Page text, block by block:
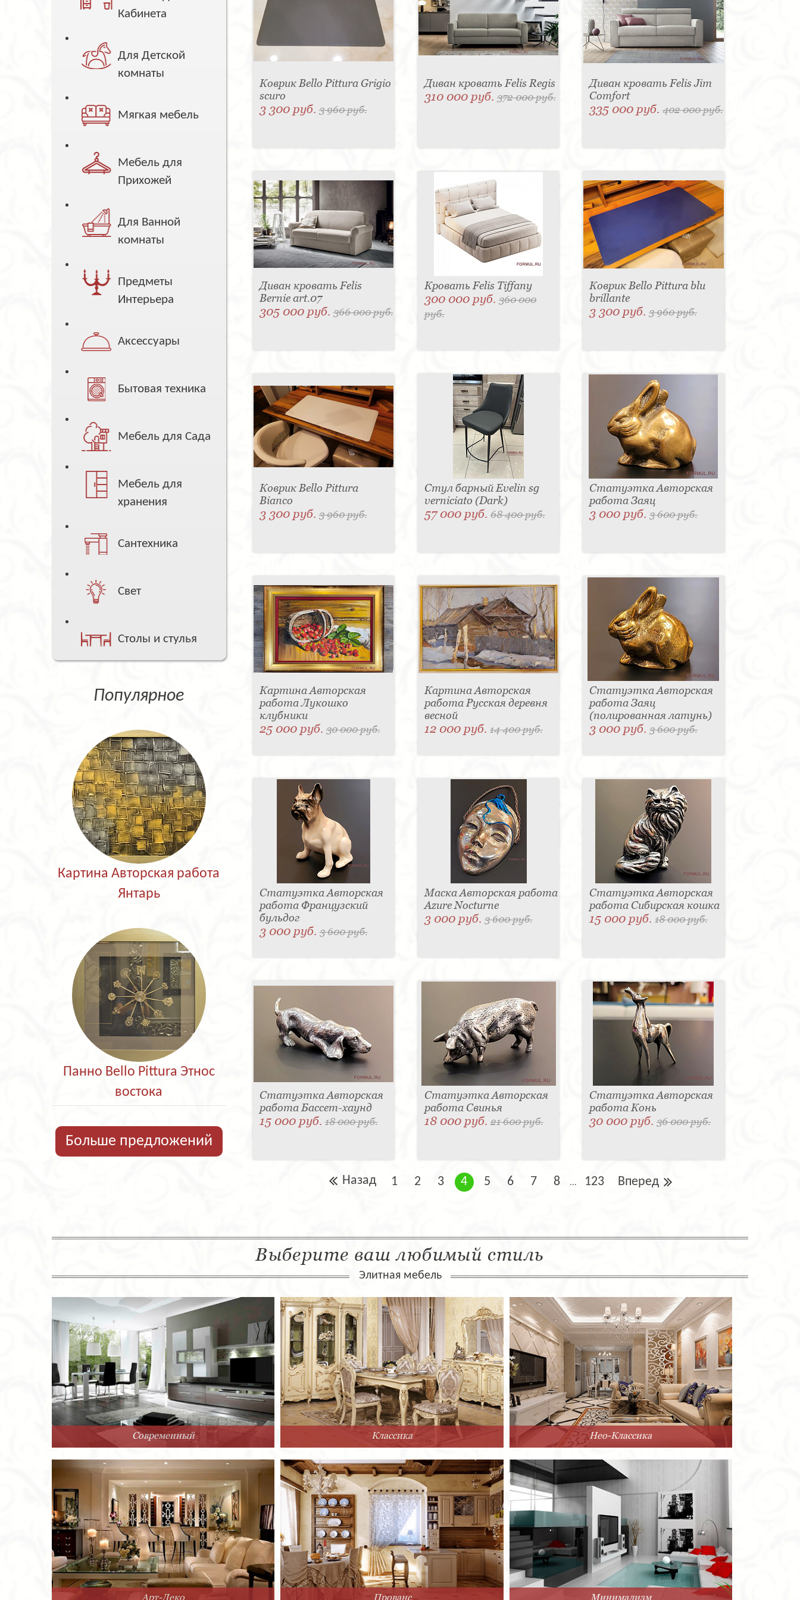
Кабинета
Для Детской
комнаты
Мягкая мебель
Мебель для
Прихожей
Для Ванной
комнаты
Предметы
Интерьера
Аксессуары
Бытовая техника
Мебель для Сада
Мебель для
хранения
Сантехника
Свет
Столы и стулья
Популярное
Картина Авторская работа
Янтарь
Панно Bello Pittura Этнос
востока
Больше предложений
Коврик Bello Pittura Grigio
scuro
3 300 руб.3 960 руб.
Диван кровать Felis Regis
310 000 руб. 372 000 руб.
Диван кровать Felis Jim
Comfort
335 000 руб.402 000 руб.
Диван кровать Felis
Bernie art.07
305 000 руб.366 000 руб.
Кровать Felis Tiffany
300 000 руб. 360 000
руб.
Коврик Bello Pittura blu
brillante
3 300 руб.3 960 руб.
Коврик Bello Pittura
Bianco
3 300 руб.3 960 руб.
Стул барный Evelin sg
verniciato (Dark)
57 000 руб. 68 400 руб.
Статуэтка Авторская
работа Заяц
3 000 руб.3 600 руб.
Картина Авторская
работа Лукошко
клубники
25 000 руб.30 000 руб.
Картина Авторская
работа Русская деревня
весной
12 000 руб. 14 400 руб.
Статуэтка Авторская
работа Заяц
(полированная латунь)
3 000 руб.3 600 руб.
Статуэтка Авторская
работа Французский
бульдог
3 000 руб.3 600 руб.
Маска Авторская работа
Azure Nocturne
3 000 руб. 3 600 руб.
Статуэтка Авторская
работа Сибирская кошка
15 000 руб.18 000 руб.
Статуэтка Авторская
работа Бассет-хаунд
15 000 руб.18 000 руб.
Статуэтка Авторская
работа Свинья
18 000 руб. 21 600 руб.
Статуэтка Авторская
работа Конь
30 000 руб.36 000 руб.
Назад 1 2 3 4 5 6 7 8 ... 123 Вперед
Выберите ваш любимый стиль
Элитная мебель
Современный Классика Нео-Классика
Арт-Деко Прованс Минимализм